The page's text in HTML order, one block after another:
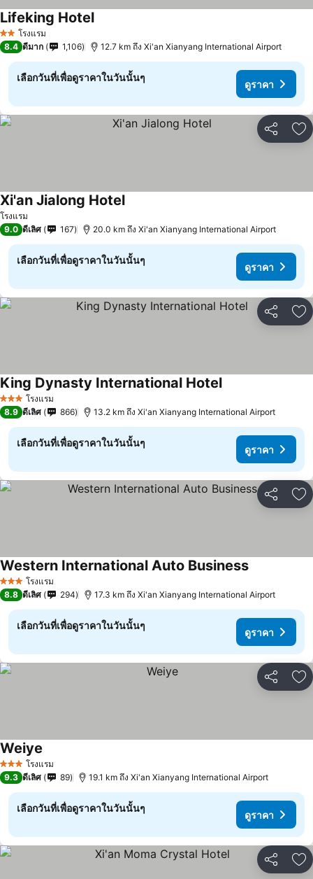
2 ดาวโรงแรม
Lifeking Hotelดูราคา
8.4 ดีมาก 1,106 12.7 km ถึง Xi'an Xianyang International Airport
เลือกวันที่เพื่อดูราคาในวันนั้นๆ
ดูราคา
แชร์ เ
โรงแรม
Xi'an Jialong Hotelดูราคา
9.0 ดีเลิศ 167 20.0 km ถึง Xi'an Xianyang International Airport
เลือกวันที่เพื่อดูราคาในวันนั้นๆ
ดูราคา
แชร์ เ
3 ดาว โรงแรม
King Dynasty International Hotelดูราคา
8.9 ดีเลิศ 866 13.2 km ถึง Xi'an Xianyang International Airport
เลือกวันที่เพื่อดูราคาในวันนั้นๆ
ดูราคา
แชร์ เ
3 ดาว โรงแรม
Western International Auto Businessดูราคา
8.8 ดีเลิศ 294 17.3 km ถึง Xi'an Xianyang International Airport
เลือกวันที่เพื่อดูราคาในวันนั้นๆ
ดูราคา
แชร์ เ
3 ดาว โรงแรม
Weiye
9.3 ดีเลิศ 89 19.1 km ถึง Xi'an Xianyang International Airport
เลือกวันที่เพื่อดูราคาในวันนั้นๆ
ดูราคา
แชร์ เ